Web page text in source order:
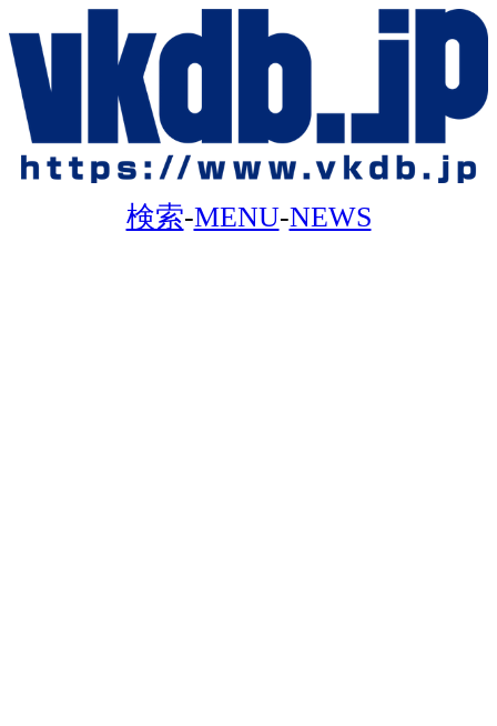
検索-MENU-NEWS